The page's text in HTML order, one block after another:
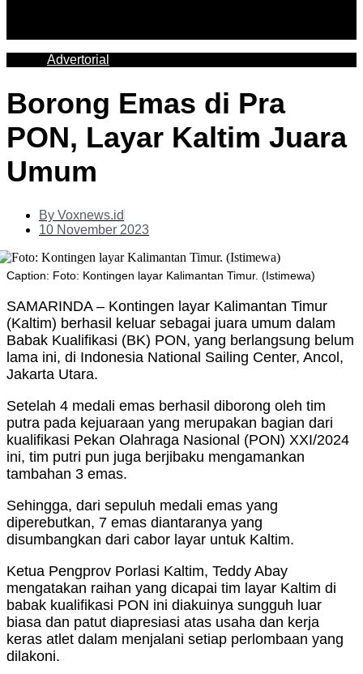
Advertorial
Borong Emas di Pra
PON, Layar Kaltim Juara
Umum
By Voxnews.id
10 November 2023
Caption: Foto: Kontingen layar Kalimantan Timur. (Istimewa)
SAMARINDA – Kontingen layar Kalimantan Timur
(Kaltim) berhasil keluar sebagai juara umum dalam
Babak Kualifikasi (BK) PON, yang berlangsung belum
lama ini, di Indonesia National Sailing Center, Ancol,
Jakarta Utara.
Setelah 4 medali emas berhasil diborong oleh tim
putra pada kejuaraan yang merupakan bagian dari
kualifikasi Pekan Olahraga Nasional (PON) XXI/2024
ini, tim putri pun juga berjibaku mengamankan
tambahan 3 emas.
Sehingga, dari sepuluh medali emas yang
diperebutkan, 7 emas diantaranya yang
disumbangkan dari cabor layar untuk Kaltim.
Ketua Pengprov Porlasi Kaltim, Teddy Abay
mengatakan raihan yang dicapai tim layar Kaltim di
babak kualifikasi PON ini diakuinya sungguh luar
biasa dan patut diapresiasi atas usaha dan kerja
keras atlet dalam menjalani setiap perlombaan yang
dilakoni.